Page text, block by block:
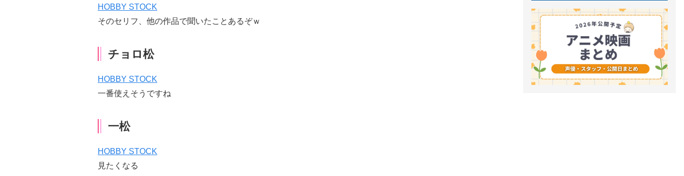
HOBBY STOCK
そのセリフ、他の作品で聞いたことあるぞｗ
チョロ松
HOBBY STOCK
一番使えそうですね
一松
HOBBY STOCK
見たくなる